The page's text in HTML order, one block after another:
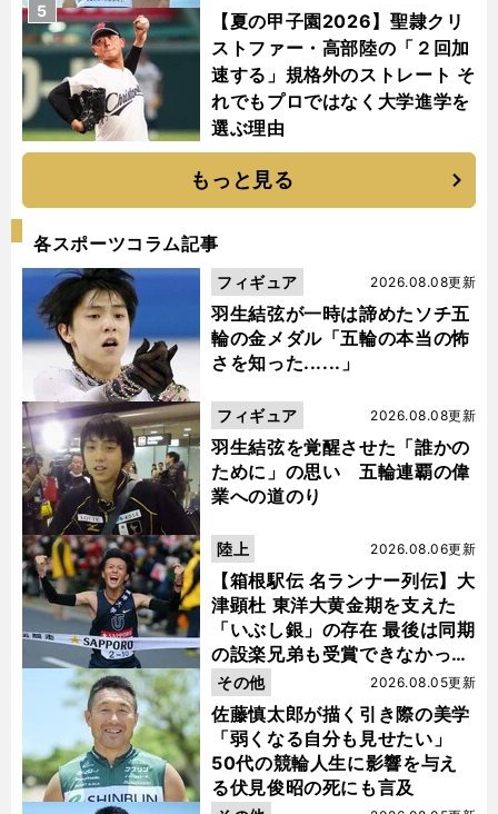
【夏の甲子園2026】聖隷クリ
ストファー・高部陸の「２回加
速する」規格外のストレート そ
れでもプロではなく大学進学を
選ぶ理由
5
もっと見る
各スポーツコラム記事
羽生結弦が一時は諦めたソチ五
輪の金メダル「五輪の本当の怖
さを知った......」
2026.08.08更新
フィギュア
羽生結弦を覚醒させた「誰かの
ために」の思い 五輪連覇の偉
業への道のり
2026.08.08更新
フィギュア
【箱根駅伝 名ランナー列伝】大
津顕杜 東洋大黄金期を支えた
「いぶし銀」の存在 最後は同期
の設楽兄弟も受賞できなかった
金栗杯に輝く
2026.08.06更新
陸上
佐藤慎太郎が描く引き際の美学
「弱くなる自分も見せたい」
50代の競輪人生に影響を与え
る伏見俊昭の死にも言及
2026.08.05更新
その他